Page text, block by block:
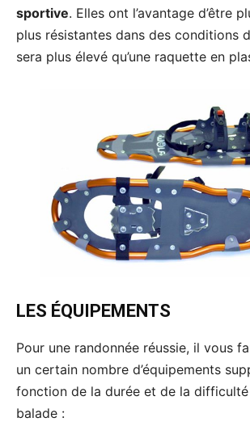
sportive. Elles ont l’avantage d’être
plus résistantes dans des conditions
sera plus élevé qu’une raquette en
LES ÉQUIPEMENTS
Pour une randonnée réussie, il vous
un certain nombre d’équipements
fonction de la durée et de la
balade :